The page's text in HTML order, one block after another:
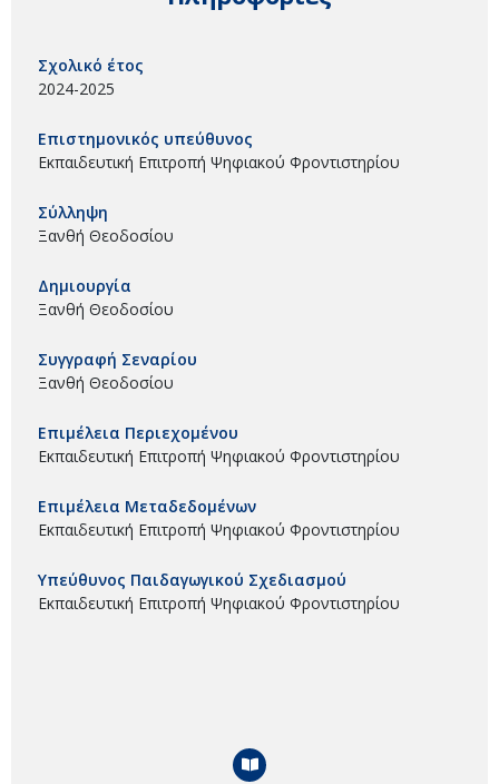
Σχολικό έτος
2024-2025
Επιστημονικός υπεύθυνος
Εκπαιδευτική Επιτροπή Ψηφιακού Φροντιστηρίου
Σύλληψη
Ξανθή Θεοδοσίου
Δημιουργία
Ξανθή Θεοδοσίου
Συγγραφή Σεναρίου
Ξανθή Θεοδοσίου
Επιμέλεια Περιεχομένου
Εκπαιδευτική Επιτροπή Ψηφιακού Φροντιστηρίου
Επιμέλεια Μεταδεδομένων
Εκπαιδευτική Επιτροπή Ψηφιακού Φροντιστηρίου
Υπεύθυνος Παιδαγωγικού Σχεδιασμού
Εκπαιδευτική Επιτροπή Ψηφιακού Φροντιστηρίου